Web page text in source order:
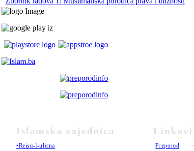
Islamska zajednica
•Reisu-l-ulema
Linkovi
•Preporod •